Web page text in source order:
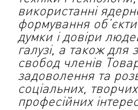
використанні
формування
думки і довіри
галузі, а також для
свобод членів
задоволення та
соціальних,
професійних